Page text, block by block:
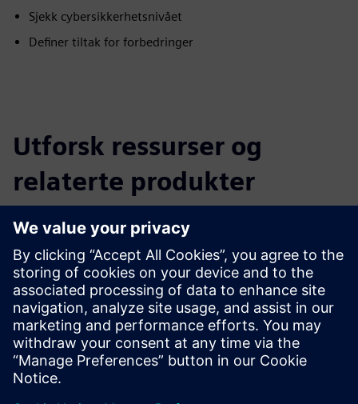
Sjekk cybersikkerhetsnivået
Definer tiltak for forbedringer
Utforsk ressurser og
relaterte produkter
Tilleggsinformasjon og ressurser
Mer informasjon
Forutsetninger
ingen